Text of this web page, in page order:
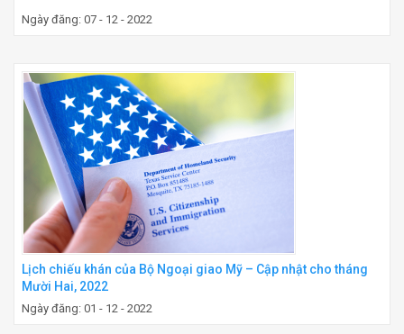
Ngày đăng: 07 - 12 - 2022
Lịch chiếu khán của Bộ Ngoại giao Mỹ – Cập nhật cho tháng
Mười Hai, 2022
Ngày đăng: 01 - 12 - 2022